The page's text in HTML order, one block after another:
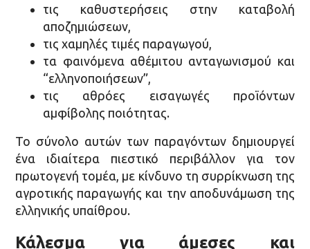
τις καθυστερήσεις στην καταβολή
αποζημιώσεων,
τις χαμηλές τιμές παραγωγού,
τα φαινόμενα αθέμιτου ανταγωνισμού και
“ελληνοποιήσεων”,
τις αθρόες εισαγωγές προϊόντων
αμφίβολης ποιότητας.
Το σύνολο αυτών των παραγόντων δημιουργεί
ένα ιδιαίτερα πιεστικό περιβάλλον για τον
πρωτογενή τομέα, με κίνδυνο τη συρρίκνωση της
αγροτικής παραγωγής και την αποδυνάμωση της
ελληνικής υπαίθρου.
Κάλεσμα για άμεσες και